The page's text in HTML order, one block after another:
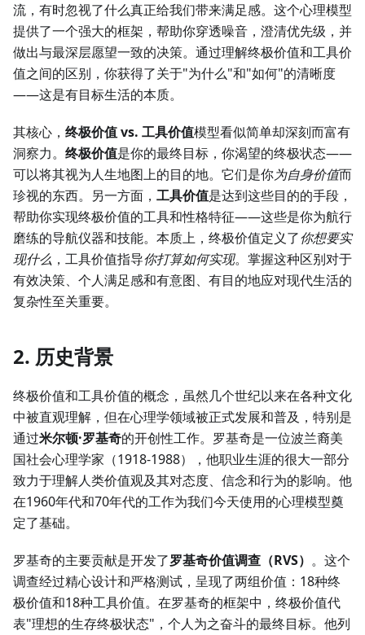
流，有时忽视了什么真正给我们带来满足感。这个心理模型
提供了一个强大的框架，帮助你穿透噪音，澄清优先级，并
做出与最深层愿望一致的决策。通过理解终极价值和工具价
值之间的区别，你获得了关于"为什么"和"如何"的清晰度
——这是有目标生活的本质。
其核心， 终极价值 vs. 工具价值模型看似简单却深刻而富有
洞察力。 终极价值是你的最终目标，你渴望的终极状态——
可以将其视为人生地图上的目的地。它们是你为自身价值而
珍视的东西。另一方面， 工具价值是达到这些目的的手段，
帮助你实现终极价值的工具和性格特征——这些是你为航行
磨练的导航仪器和技能。本质上，终极价值定义了你想要实
现什么 ，工具价值指导你打算如何实现。掌握这种区别对于
有效决策、个人满足感和有意图、有目的地应对现代生活的
复杂性至关重要。
2. 历史背景
终极价值和工具价值的概念，虽然几个世纪以来在各种文化
中被直观理解，但在心理学领域被正式发展和普及，特别是
通过米尔顿·罗基奇的开创性工作。罗基奇是一位波兰裔美
国社会心理学家（1918-1988），他职业生涯的很大一部分
致力于理解人类价值观及其对态度、信念和行为的影响。他
在1960年代和70年代的工作为我们今天使用的心理模型奠
定了基础。
罗基奇的主要贡献是开发了罗基奇价值调查（RVS） 。这个
调查经过精心设计和严格测试，呈现了两组价值：18种终
极价值和18种工具价值。在罗基奇的框架中，终极价值代
表"理想的生存终极状态"，个人为之奋斗的最终目标。他列